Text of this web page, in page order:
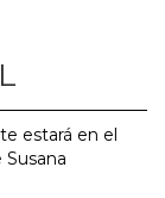
estará en el